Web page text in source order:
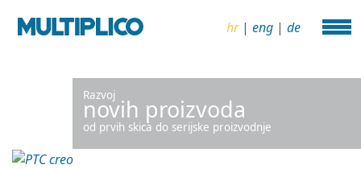
hr| eng | de
Razvoj
novih proizvoda
od prvih skica do serijske proizvodnje